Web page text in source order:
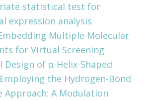
statistical test for
expression analysis
Multiple Molecular
for Virtual Screening
Design of α-Helix-Shaped
the Hydrogen-Bond
Approach: A Modulation